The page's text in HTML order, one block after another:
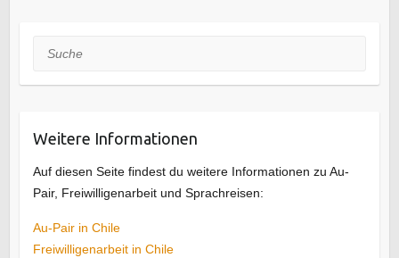
Suche
Weitere Informationen
Auf diesen Seite findest du weitere Informationen zu Au-
Pair, Freiwilligenarbeit und Sprachreisen:
Au-Pair in Chile
Freiwilligenarbeit in Chile